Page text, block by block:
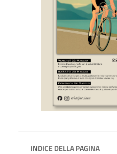
INDICE DELLA PAGINA